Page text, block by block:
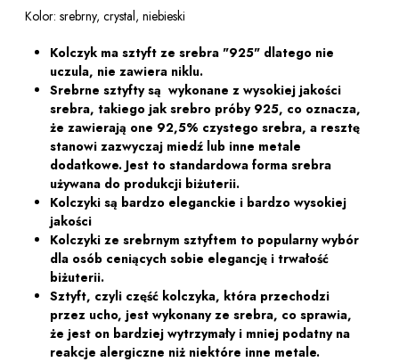
Kolor: srebrny, crystal, niebieski
Kolczyk ma sztyft ze srebra "925" dlatego nie
uczula, nie zawiera niklu.
Srebrne sztyfty są wykonane z wysokiej jakości
srebra, takiego jak srebro próby 925, co oznacza,
że ​​zawierają one 92,5% czystego srebra, a resztę
stanowi zazwyczaj miedź lub inne metale
dodatkowe. Jest to standardowa forma srebra
używana do produkcji biżuterii.
Kolczyki są bardzo eleganckie i bardzo wysokiej
jakości
Kolczyki ze srebrnym sztyftem to popularny wybór
dla osób ceniących sobie elegancję i trwałość
biżuterii.
Sztyft, czyli część kolczyka, która przechodzi
przez ucho, jest wykonany ze srebra, co sprawia,
że ​​jest on bardziej wytrzymały i mniej podatny na
reakcje alergiczne niż niektóre inne metale.